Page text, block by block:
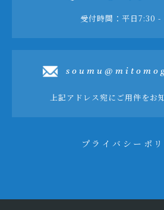
受付時間：平日7:30 -
上記アドレス宛にご用件をお
プライバシーポ